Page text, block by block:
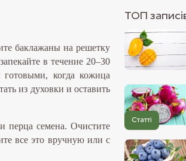
баклажаны на решетку
в течение 20–30
готовыми, когда кожица
из духовки и оставить
перца семена. Очистите
все это вручную или с
ТОП
Статті